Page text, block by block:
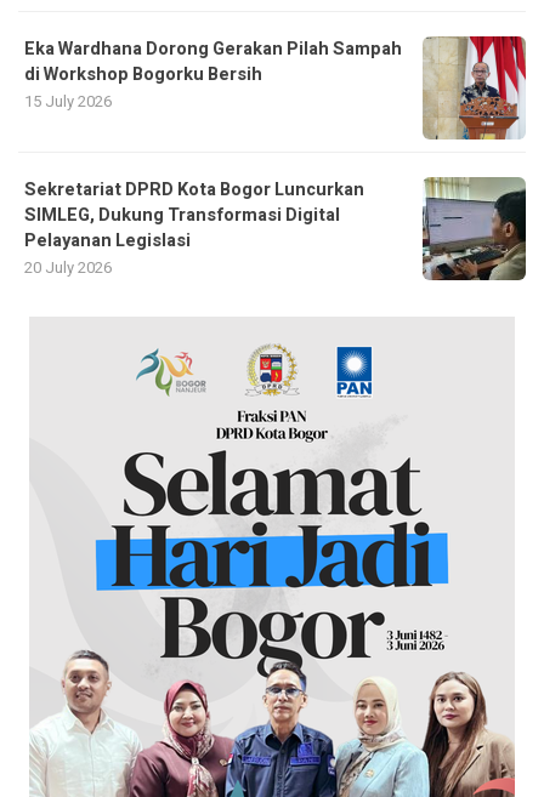
Eka Wardhana Dorong Gerakan Pilah Sampah
di Workshop Bogorku Bersih
15 July 2026
Sekretariat DPRD Kota Bogor Luncurkan
SIMLEG, Dukung Transformasi Digital
Pelayanan Legislasi
20 July 2026